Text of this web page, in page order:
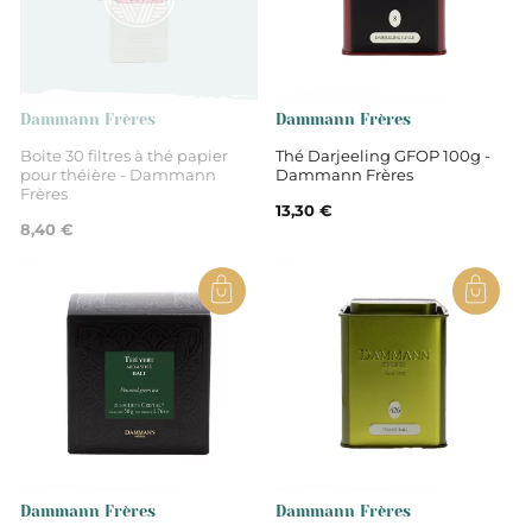
thé noir du Sri Lanka
Bio
Dammann Frères
Boite 30 filtres à thé papier
pour théière - Dammann
Frères
8,40 €
Dammann Frères
Thé Darjeeling GFOP 100g -
Dammann Frères
13,30 €
Dammann Frères Dammann Frères